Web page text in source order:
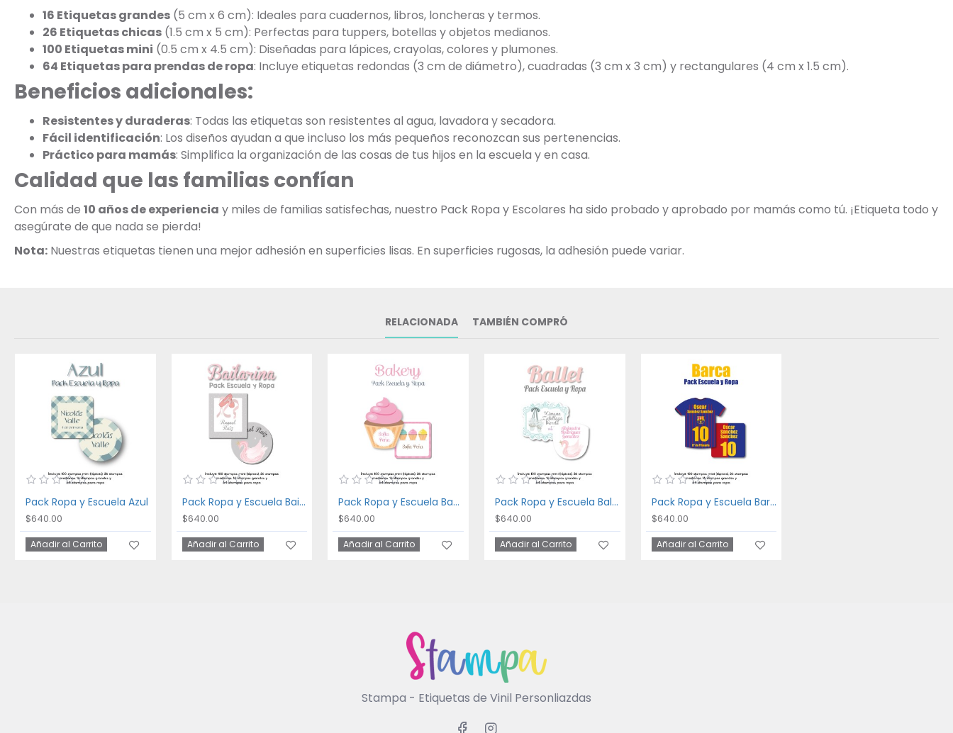
16 Etiquetas grandes (5 cm x 6 cm): Ideales para cuadernos, libros, loncheras y termos.
26 Etiquetas chicas (1.5 cm x 5 cm): Perfectas para tuppers, botellas y objetos medianos.
100 Etiquetas mini (0.5 cm x 4.5 cm): Diseñadas para lápices, crayolas, colores y plumones.
64 Etiquetas para prendas de ropa: Incluye etiquetas redondas (3 cm de diámetro), cuadradas (3 cm x 3 cm) y rectangulares (4 cm x 1.5 cm).
Beneficios adicionales:
Resistentes y duraderas: Todas las etiquetas son resistentes al agua, lavadora y secadora.
Fácil identificación: Los diseños ayudan a que incluso los más pequeños reconozcan sus pertenencias.
Práctico para mamás: Simplifica la organización de las cosas de tus hijos en la escuela y en casa.
Calidad que las familias confían
Con más de 10 años de experiencia y miles de familias satisfechas, nuestro Pack Ropa y Escolares ha sido probado y aprobado por mamás como tú. ¡Etiqueta todo y
asegúrate de que nada se pierda!
Nota: Nuestras etiquetas tienen una mejor adhesión en superficies lisas. En superficies rugosas, la adhesión puede variar.
RELACIONADA TAMBIÉN COMPRÓ
Pack Ropa y Escuela Azul
$640.00
Añadir al Carrito
Pack Ropa y Escuela Bailarina
$640.00
Añadir al Carrito
Pack Ropa y Escuela Bakery
$640.00
Añadir al Carrito
Pack Ropa y Escuela Ballet
$640.00
Añadir al Carrito
Pack Ropa y Escuela Barca
$640.00
Añadir al Carrito
Stampa - Etiquetas de Vinil Personliazdas